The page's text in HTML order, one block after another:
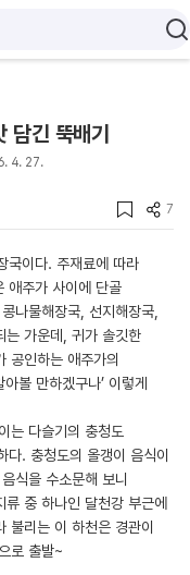
담긴 뚝배기
4. 27.
7
국이다. 주재료에 따라
애주가 사이에 단골
나물해장국, 선지해장국,
는 가운데, 귀가 솔깃한
공인하는 애주가의
볼 만하겠구나’ 이렇게
는 다슬기의 충청도
다. 충청도의 올갱이 음식이
식을 수소문해 보니
중 하나인 달천강 부근에
불리는 이 하천은 경관이
로 출발~